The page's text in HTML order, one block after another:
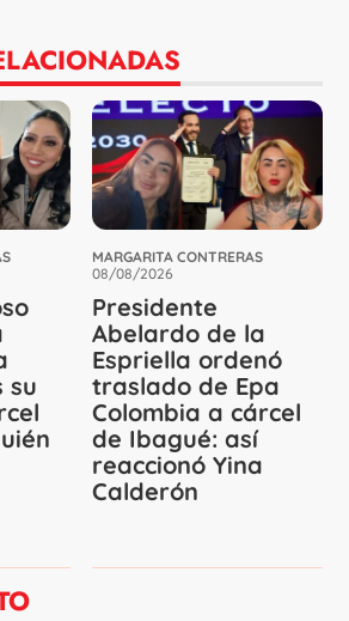
su
MARGARITA CONTRERAS
08/08/2026
Presidente
Abelardo de la
Espriella ordenó
traslado de Epa
Colombia a cárcel
de Ibagué: así
reaccionó Yina
Calderón